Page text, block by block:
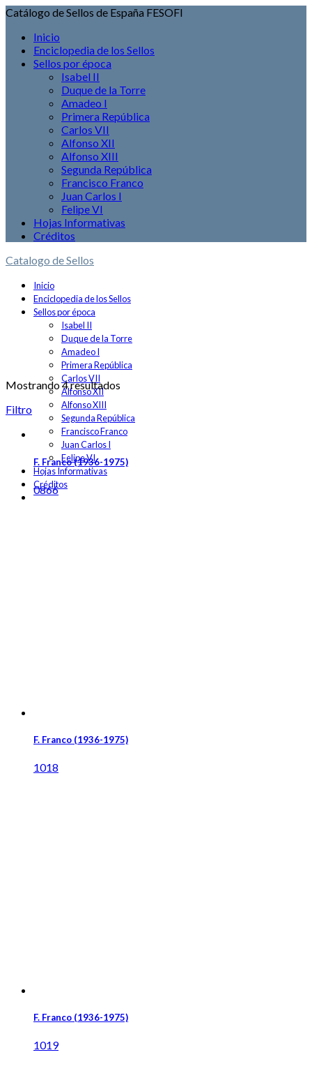
Catálogo de Sellos de España FESOFI
Inicio
Enciclopedia de los Sellos
Sellos por época
Isabel II
Duque de la Torre
Amadeo I
Primera República
Carlos VII
Alfonso XII
Alfonso XIII
Segunda República
Francisco Franco
Juan Carlos I
Felipe VI
Hojas Informativas
Créditos
Catalogo de Sellos
Inicio
Enciclopedia de los Sellos
Sellos por época
Isabel II
Duque de la Torre
Amadeo I
Primera República
Carlos VII
Alfonso XII
Alfonso XIII
Segunda República
Francisco Franco
Juan Carlos I
Felipe VI
Hojas Informativas
Créditos
Mostrando 4 resultados
Filtro
F. Franco (1936-1975)
0866
F. Franco (1936-1975)
1018
F. Franco (1936-1975)
1019